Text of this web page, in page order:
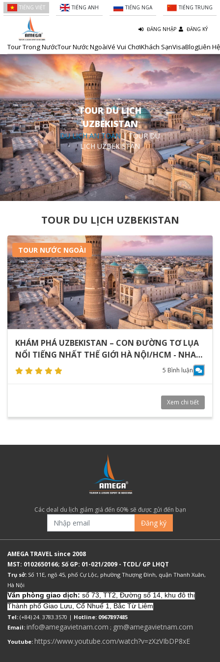
TIẾNG VIỆT TIẾNG ANH TIẾNG NGA TIẾNG TRUNG
ĐĂNG NHẬP ĐĂNG KÝ
Tour Trong NướcTour Nước NgoàiVé Vui ChơiKhách SạnVisaBlogLiên Hệ
TOUR DU LỊCH
UZBEKISTAN
DU LỊCH AN TOÀN| TOUR DU
LỊCH UZBEKISTAN
TOUR DU LỊCH UZBEKISTAN
TOUR NƯỚC NGOÀI
KHÁM PHÁ UZBEKISTAN – CON ĐƯỜNG TƠ LỤA
NỔI TIẾNG NHẤT THẾ GIỚI HÀ NỘI/HCM - NHA
TRANG – TASHKENT - SAMARKAND - BUKHARA -
KHIVA - TASHKENT - NHA TRANG- HÀ NỘI/HCM
5 Bình luận
Xem chi tiết
Các deal du lịch giảm giá đến 60% sẽ được gửi đến bạn
Đăng ký
AMEGA TRAVEL since 2008
MST: 0102650166; Số GP: 01-021/2009 - TCDL/ GP LHQT
Trụ sở: Số 11E, ngõ 45, phố Cự Lộc, phường Thượng Đình, quận Thanh Xuân,
Hà Nội
Văn phòng giao dịch: số 73, TT2, Đường số 14, khu đô thị
Thành phố Giao Lưu, Cổ Nhuế 1, Bắc Từ Liêm
Tel: (+84) 24. 3783.3570 | Hotline: 0967897485
Email: info@amegavietnam.com ; gm@amegavietnam.com
Youtube: https://www.youtube.com/watch?v=zXzVIbDP8xE